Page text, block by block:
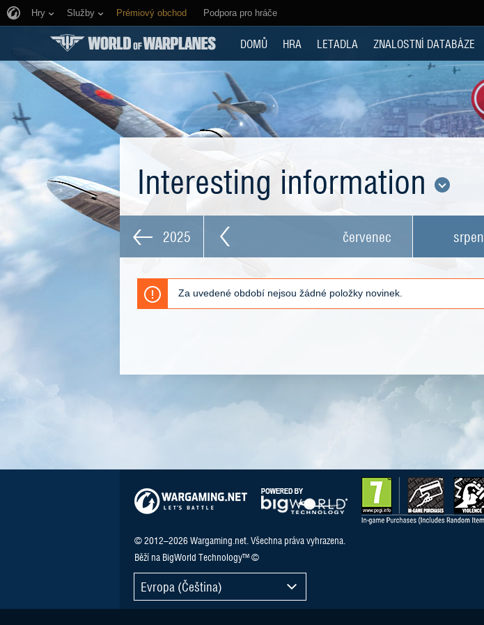
Hry Služby Prémiový obchod Podpora pro hráče
DOMŮ HRA LETADLA ZNALOSTNÍ DATABÁZE
Interesting information
2025 červenec srpen
Za uvedené období nejsou žádné položky novinek.
© 2012–2026 Wargaming.net. Všechna práva vyhrazena.
Běží na BigWorld Technology™ ©
Evropa (Čeština)